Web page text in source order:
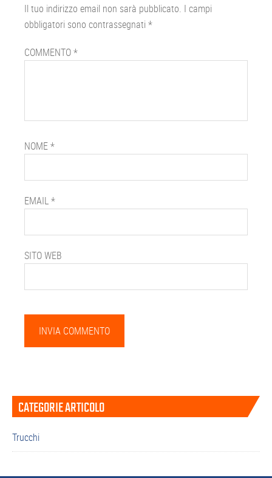
Il tuo indirizzo email non sarà pubblicato. I campi
obbligatori sono contrassegnati *
COMMENTO*
NOME*
EMAIL*
SITO WEB
Barra
laterale
primaria
CATEGORIE ARTICOLO
Trucchi